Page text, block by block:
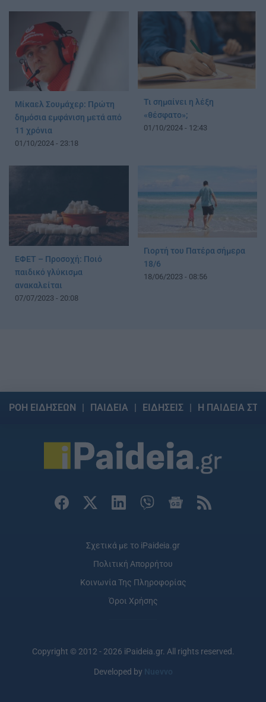
Μίκαελ Σουμάχερ: Πρώτη
δημόσια εμφάνιση μετά από
11 χρόνια
01/10/2024 - 23:18
Τι σημαίνει η λέξη
«θέσφατο»;
01/10/2024 - 12:43
ΕΦΕΤ – Προσοχή: Ποιό
παιδικό γλύκισμα
ανακαλείται
07/07/2023 - 20:08
Γιορτή του Πατέρα σήμερα
18/6
18/06/2023 - 08:56
ΡΟΗ ΕΙΔΗΣΕΩΝ ΠΑΙΔΕΙΑ ΕΙΔΗΣΕΙΣ Η ΠΑΙΔΕΙΑ
Σχετικά με το iPaideia.gr
Πολιτική Απορρήτου
Κοινωνία Της Πληροφορίας
Όροι Χρήσης
Copyright © 2012 - 2026 iPaideia.gr. All rights reserved.
Developed by